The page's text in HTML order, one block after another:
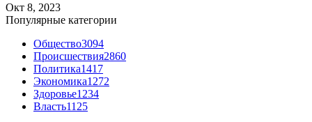
Окт 8, 2023
Популярные категории
Общество3094
Происшествия2860
Политика1417
Экономика1272
Здоровье1234
Власть1125